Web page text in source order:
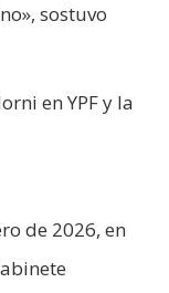
sostuvo
en YPF y la
de 2026, en